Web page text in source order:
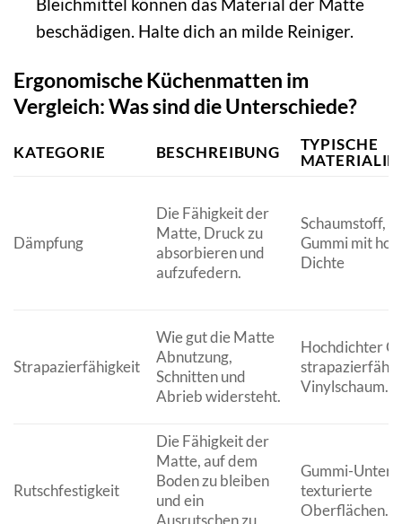
beschädigen. Halte dich an milde Reiniger.
Ergonomische Küchenmatten im
Vergleich: Was sind die Unterschiede?
KATEGORIE BESCHREIBUNG
TYPISCHE
Dämpfung
Die Fähigkeit der
Matte, Druck zu
absorbieren und
aufzufedern.
Schaumstoff,
Gummi mit
Dichte
Strapazierfähigkeit
Wie gut die Matte
Abnutzung,
Schnitten und
Abrieb widersteht.
Hochdichter
Vinylschaum.
Rutschfestigkeit
Die Fähigkeit der
Matte, auf dem
Boden zu bleiben
und ein
Ausrutschen zu
Gummi-
texturierte
Oberflächen.